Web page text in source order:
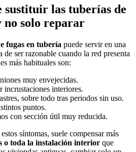
sustituir las tuberías de
no solo reparar
fugas en tubería puede servir en una
ser razonable cuando la red presenta
más habituales son:
muy envejecidas.
incrustaciones interiores.
sobre todo tras periodos sin uso.
puntos.
con sección útil muy reducida.
síntomas, suele compensar más
o toda la instalación interior que